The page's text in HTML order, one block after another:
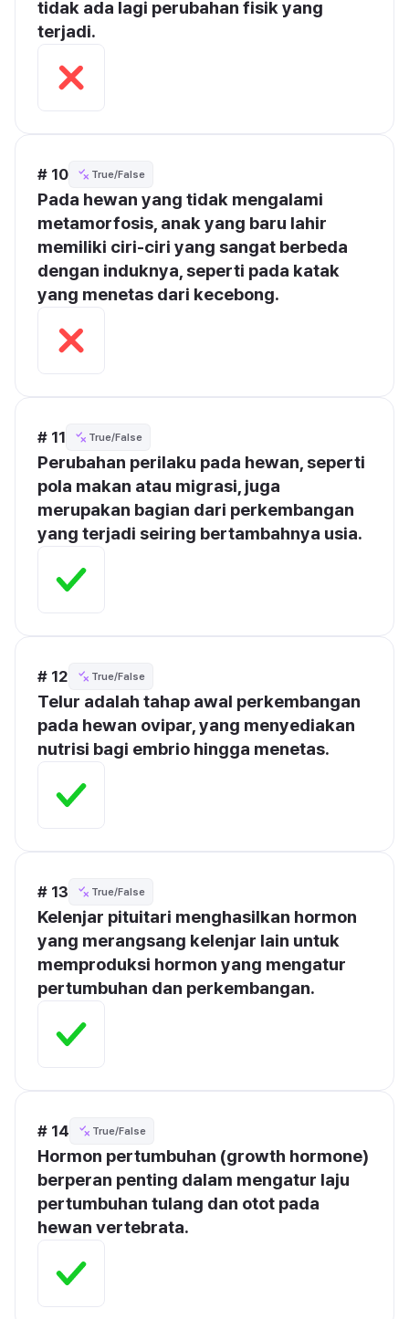
tidak ada lagi perubahan fisik yang
terjadi.
# 10 True/False
Pada hewan yang tidak mengalami
metamorfosis, anak yang baru lahir
memiliki ciri-ciri yang sangat berbeda
dengan induknya, seperti pada katak
yang menetas dari kecebong.
# 11 True/False
Perubahan perilaku pada hewan, seperti
pola makan atau migrasi, juga
merupakan bagian dari perkembangan
yang terjadi seiring bertambahnya usia.
# 12 True/False
Telur adalah tahap awal perkembangan
pada hewan ovipar, yang menyediakan
nutrisi bagi embrio hingga menetas.
# 13 True/False
Kelenjar pituitari menghasilkan hormon
yang merangsang kelenjar lain untuk
memproduksi hormon yang mengatur
pertumbuhan dan perkembangan.
# 14 True/False
Hormon pertumbuhan (growth hormone)
berperan penting dalam mengatur laju
pertumbuhan tulang dan otot pada
hewan vertebrata.